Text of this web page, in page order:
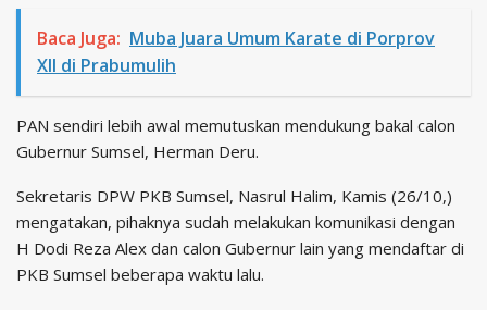
Baca Juga: Muba Juara Umum Karate di Porprov
XII di Prabumulih
PAN sendiri lebih awal memutuskan mendukung bakal calon
Gubernur Sumsel, Herman Deru.
Sekretaris DPW PKB Sumsel, Nasrul Halim, Kamis (26/10,)
mengatakan, pihaknya sudah melakukan komunikasi dengan
H Dodi Reza Alex dan calon Gubernur lain yang mendaftar di
PKB Sumsel beberapa waktu lalu.